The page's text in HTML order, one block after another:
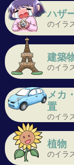
ハザ
のイラ
建築
のイラ
メカ
置
のイラ
植物
のイラ